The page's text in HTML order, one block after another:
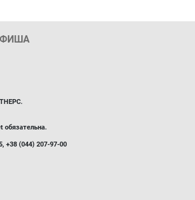
обязательна.
+38 (044) 207-97-00